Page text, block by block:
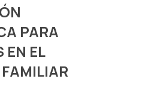
PARA
EN EL